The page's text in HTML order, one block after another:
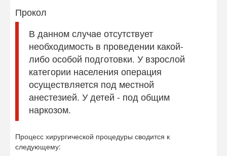
Прокол
В данном случае отсутствует
необходимость в проведении какой-
либо особой подготовки. У взрослой
категории населения операция
осуществляется под местной
анестезией. У детей - под общим
наркозом.
Процесс хирургической процедуры сводится к
следующему: